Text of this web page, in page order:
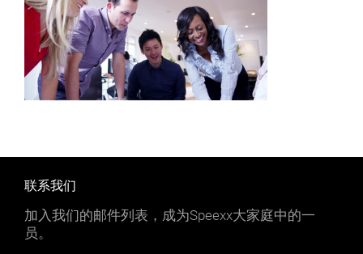
联系我们
加入我们的邮件列表，成为Speexx大家庭中的一
员。